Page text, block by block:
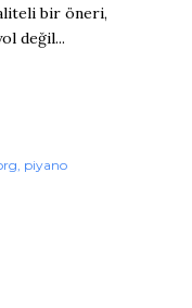
bir öneri,
değil...
piyano